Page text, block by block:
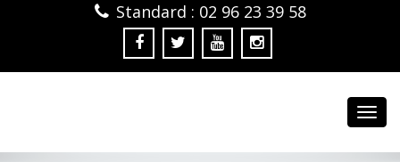
Standard : 02 96 23 39 58